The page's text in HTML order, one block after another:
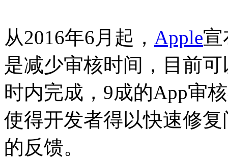
从2016年6月起， Apple宣
是减少审核时间，目前
时内完成，9成的App审
使得开发者得以快速修
的反馈。